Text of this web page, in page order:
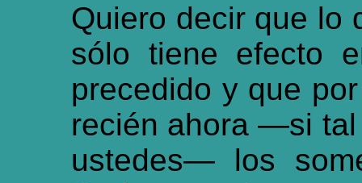
Quiero decir que lo
sólo tiene efecto
precedido y que
recién ahora —si
ustedes— los